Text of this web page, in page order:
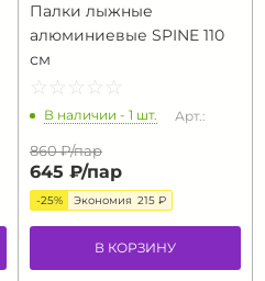
Палки лыжные
алюминиевые SPINE 110
см
☆ ☆ ☆ ☆ ☆
★ ★ ★ ★ ★
В наличии - 1 шт. Арт.:
860 ₽/пар
645 ₽/пар
-25% Экономия 215 ₽
В КОРЗИНУ